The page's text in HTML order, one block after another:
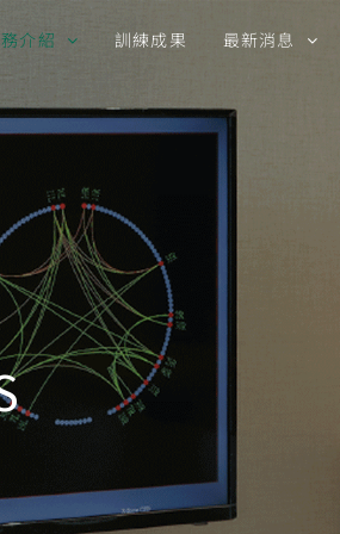
介紹 訓練成果 最新消息